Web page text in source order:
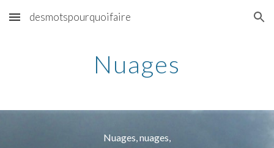
Skip to main content Skip to navigation
desmotspourquoifaire
Nuages
Nuages, nuages,